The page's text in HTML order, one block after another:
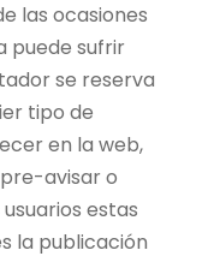
las ocasiones
puede sufrir
se reserva
tipo de
en la web,
avisar o
estas
la publicación